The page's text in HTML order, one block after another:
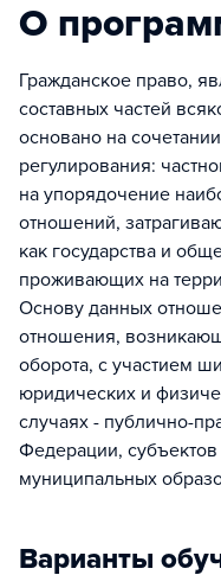
О
Гражданское право,
составных частей
основано на
регулирования:
на упорядочение
отношений,
как государства и
проживающих на
Основу данных
отношения,
оборота, с участием
юридических и
случаях - публично-
Федерации,
муниципальных
Варианты